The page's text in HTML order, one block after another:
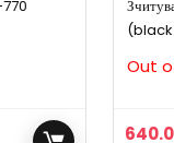
770
Out